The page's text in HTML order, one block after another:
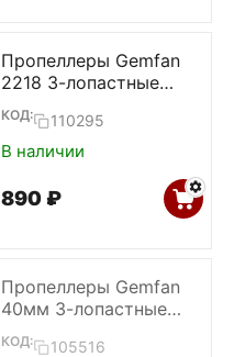
Пропеллеры Gemfan
2218 3-лопастные
1.5mm (6L+6R)
КОД: 110295
В наличии
‍890‍ ₽
Пропеллеры Gemfan
40мм 3-лопастные
1.5мм (White, 2L+2R)
КОД: 105516